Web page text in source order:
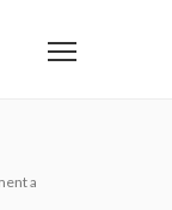
a